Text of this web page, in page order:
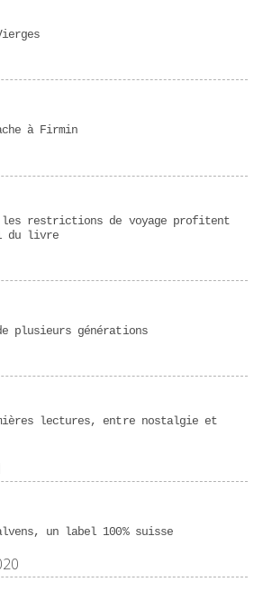
à Firmin
les restrictions de voyage profitent
du livre
plusieurs générations
lectures, entre nostalgie et
un label 100% suisse